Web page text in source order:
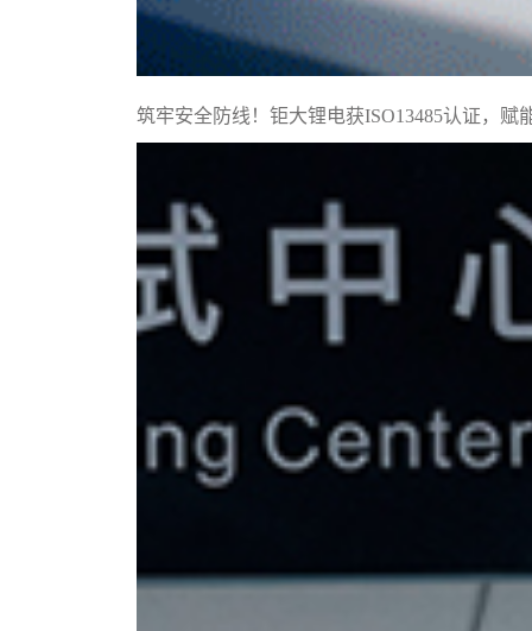
筑牢安全防线！钜大锂电获ISO13485认证，赋